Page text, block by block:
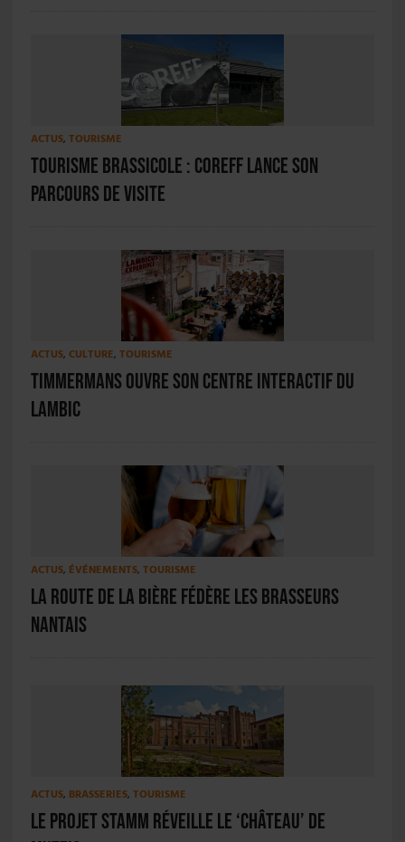
ACTUS, TOURISME
Tourisme brassicole : Coreff lance son
parcours de visite
ACTUS, CULTURE, TOURISME
Timmermans ouvre son centre interactif du
lambic
ACTUS, ÉVÉNEMENTS, TOURISME
La Route de la Bière fédère les brasseurs
nantais
ACTUS, BRASSERIES, TOURISME
Le projet Stamm réveille le ‘château’ de